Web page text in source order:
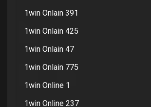
1win Onlain 391
1win Onlain 425
1win Onlain 47
1win Onlain 775
1win Online 1
1win Online 237